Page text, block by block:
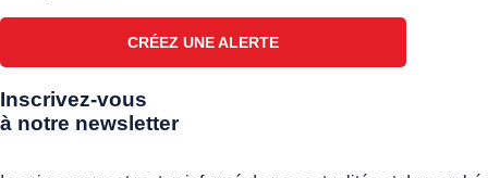
CRÉEZ UNE ALERTE
Inscrivez-vous
à notre newsletter